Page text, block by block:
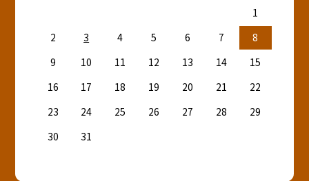
1
2
3 4 5 6 7
8
9
10 11 12 13 14
15
16
17 18 19 20 21
22
23
24 25 26 27 28
29
30
31